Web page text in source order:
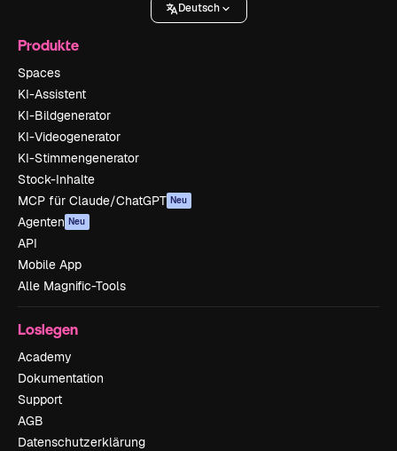
Deutsch
Produkte
Spaces
KI-Assistent
KI-Bildgenerator
KI-Videogenerator
KI-Stimmengenerator
Stock-Inhalte
MCP für Claude/ChatGPT Neu
Agenten Neu
API
Mobile App
Alle Magnific-Tools
Loslegen
Academy
Dokumentation
Support
AGB
Datenschutzerklärung